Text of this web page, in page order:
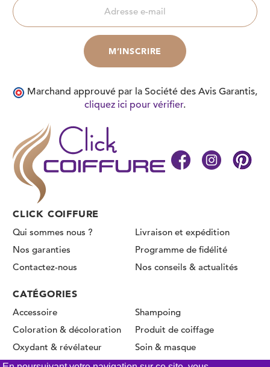
CLICK COIFFURE
Qui sommes nous ?
Livraison et expédition
Nos garanties
Programme de fidélité
Contactez-nous
Nos conseils & actualités
CATÉGORIES
Accessoire
Coloration & décoloration
Oxydant & révélateur
Permanente & Lissage
Shampoing
Produit de coiffage
Soin & masque
Marchand approuvé par la Société des Avis Garantis,
cliquez ici pour vérifier.